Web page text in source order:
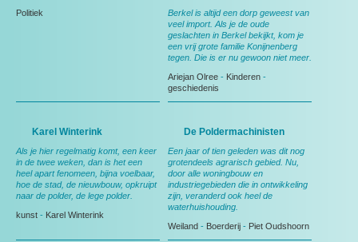
Politiek
Berkel is altijd een dorp geweest van
veel import. Als je de oude
geslachten in Berkel bekijkt, kom je
een vrij grote familie Konijnenberg
tegen. Die is er nu gewoon niet meer.
Ariejan Olree - Kinderen -
geschiedenis
Karel Winterink
Als je hier regelmatig komt, een keer
in de twee weken, dan is het een
heel apart fenomeen, bijna voelbaar,
hoe de stad, de nieuwbouw, opkruipt
naar de polder, de lege polder.
kunst - Karel Winterink
De Poldermachinisten
Een jaar of tien geleden was dit nog
grotendeels agrarisch gebied. Nu,
door alle woningbouw en
industriegebieden die in ontwikkeling
zijn, veranderd ook heel de
waterhuishouding.
Weiland - Boerderij - Piet Oudshoorn